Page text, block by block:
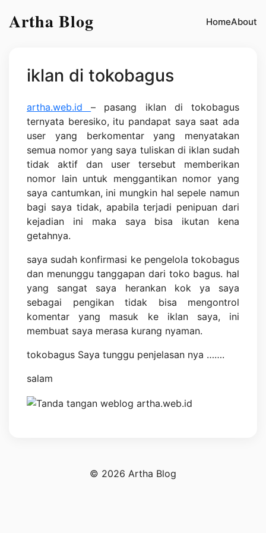
Artha Blog HomeAbout
iklan di tokobagus
artha.web.id– pasang iklan di tokobagus
ternyata beresiko, itu pandapat saya saat ada
user yang berkomentar yang menyatakan
semua nomor yang saya tuliskan di iklan sudah
tidak aktif dan user tersebut memberikan
nomor lain untuk menggantikan nomor yang
saya cantumkan, ini mungkin hal sepele namun
bagi saya tidak, apabila terjadi penipuan dari
kejadian ini maka saya bisa ikutan kena
getahnya.
saya sudah konfirmasi ke pengelola tokobagus
dan menunggu tanggapan dari toko bagus. hal
yang sangat saya herankan kok ya saya
sebagai pengikan tidak bisa mengontrol
komentar yang masuk ke iklan saya, ini
membuat saya merasa kurang nyaman.
tokobagus Saya tunggu penjelasan nya …….
salam
© 2026 Artha Blog